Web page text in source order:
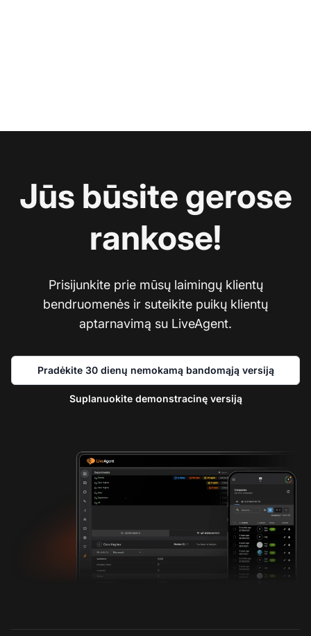
Jūs būsite gerose
rankose!
Prisijunkite prie mūsų laimingų klientų
bendruomenės ir suteikite puikų klientų
aptarnavimą su LiveAgent.
Pradėkite 30 dienų nemokamą bandomąją versiją
Suplanuokite demonstracinę versiją